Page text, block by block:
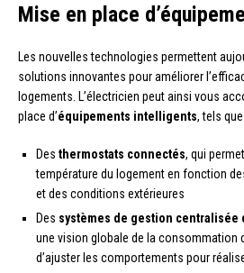
Mise en place
Les nouvelles technologies permettent
solutions innovantes pour améliorer
logements. L’électricien peut ainsi vous
place d’équipements intelligents, tels que
Des thermostats connectés, qui
température du logement en fonction
et des conditions extérieures
Des systèmes de gestion centralisée
une vision globale de la consommation
d’ajuster les comportements pour